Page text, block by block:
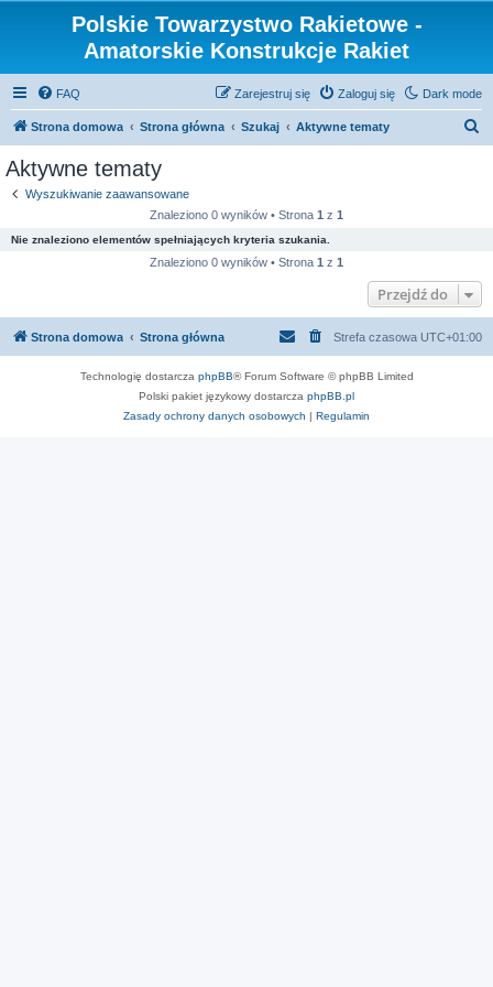
Polskie Towarzystwo Rakietowe -
Amatorskie Konstrukcje Rakiet
Dark mode
FAQ Zaloguj się
Zarejestruj się
Strona domowa Strona główna Szukaj Aktywne tematy
Aktywne tematy
Wyszukiwanie zaawansowane
Znaleziono 0 wyników • Strona 1 z 1
Nie znaleziono elementów spełniających kryteria szukania.
Znaleziono 0 wyników • Strona 1 z 1
Przejdź do
Strona domowa Strona główna Strefa czasowa UTC+01:00
Technologię dostarcza phpBB® Forum Software © phpBB Limited
Polski pakiet językowy dostarcza phpBB.pl
Zasady ochrony danych osobowych | Regulamin